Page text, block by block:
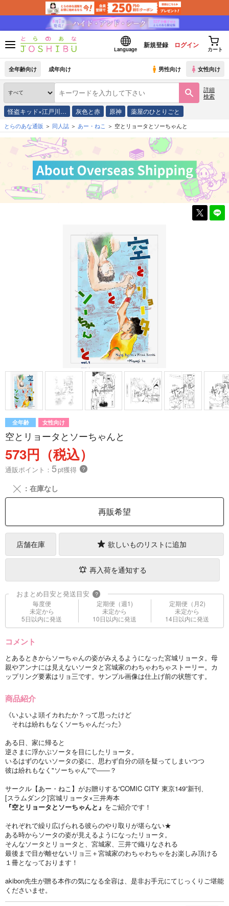
Language
新規登録 ログイン
カート
全年齢向け 成年向け 男性向け 女性向け
詳細
検索
怪盗キッド×江戸川… 灰色と赤 原神 薬屋のひとりごと
とらのあな通販 同人誌 あー・ねこ 空とリョータとソーちゃんと
全年齢 女性向け
空とリョータとソーちゃんと
573円（税込）
通販ポイント： 5pt獲得 ？
╳ ：在庫なし
再販希望
店舗在庫 欲しいものリストに追加
再入荷を通知する
おまとめ目安と発送目安 ?
毎度便
未定から
5日以内に発送
定期便（週1)
未定から
10日以内に発送
定期便（月2)
未定から
14日以内に発送
コメント
とあるときからソーちゃんの姿がみえるようになった宮城リョータ。母
親やアンナには見えないソータと宮城家のわちゃわちゃストーリー。カ
ップリング要素はリョ三です。サンプル画像は仕上げ前の状態てす。
商品紹介
《いよいよ頭イカれたか？って思ったけど
それは紛れもなくソーちゃんだった》
ある日、家に帰ると
逆さまに浮かぶソータを目にしたリョータ。
いるはずのないソータの姿に、思わず自分の頭を疑ってしまいつつ
彼は紛れもなく"ソーちゃん"で――？
サークル【あー・ねこ】がお贈りする“COMIC CITY 東京149”新刊、
[スラムダンク]宮城リョータ×三井寿本
『空とリョータとソーちゃんと』 をご紹介です！
それぞれで繰り広げられる彼らのやり取りが堪らない★
ある時からソータの姿が見えるようになったリョータ。
そんなソータとリョータと、宮城家、三井で織りなされる
最後まで目が離せないリョ三＋宮城家のわちゃわちゃをお楽しみ頂ける
１冊となっております！
akibon先生が贈る本作の気になる全容は、是非お手元にてじっくりご堪能
くださいませ。